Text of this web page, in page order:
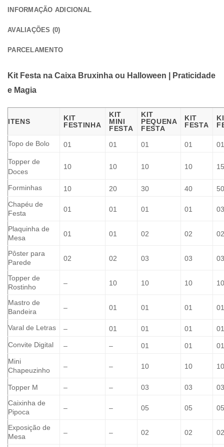
INFORMAÇÃO ADICIONAL
AVALIAÇÕES (0)
PARCELAMENTO
Kit Festa na Caixa Bruxinha ou Halloween | Praticidade
e Magia
ITENS
KIT
FESTINHA
KIT
MINI
FESTA
KIT
PEQUENA
FESTA
KIT
FESTA
Topo de Bolo 01 01 01 01 01
Topper de
Doces
10 10 10 10 15
Forminhas 10 20 30 40
50
Chapéu de
Festa
01 01 01 01 03
Plaquinha de
Mesa
01 01 02 02 02
Pôster para
Parede
02 02 03 03 03
Topper de
Rostinho
– 10 10 10 10
Mastro de
Bandeira
– 01 01 01 01
Varal de Letras – 01 01 01 01
Convite Digital – – 01 01
01
Mini
Chapeuzinho
– – 10 10 10
Topper M – – 03 03
03
Caixinha de
Pipoca
– – 05 05 05
Exposição de
Mesa
– – 02 02 02